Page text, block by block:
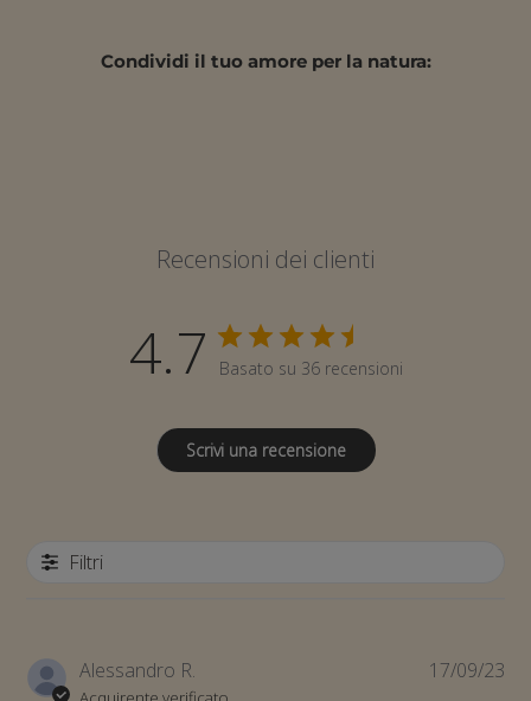
Condividi il tuo amore per la natura:
Recensioni dei clienti
4.7 Basato su 36 recensioni
Scrivi una recensione
Filtri
Alessandro R. 17/09/23